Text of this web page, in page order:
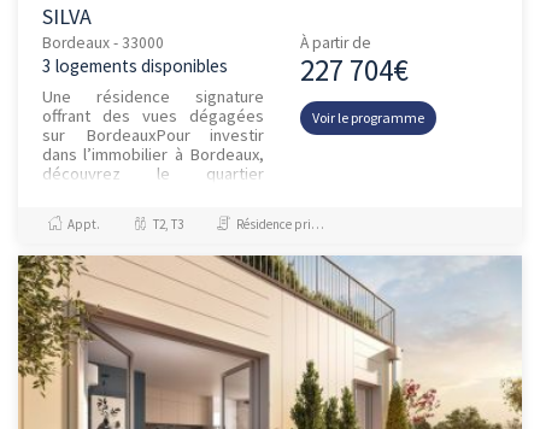
SILVA
Bordeaux - 33000
3 logements disponibles
Une résidence signature
offrant des vues dégagées
sur BordeauxPour investir
dans l’immobilier à Bordeaux,
découvrez le quartier
quartier de la gare en pleine
évolutio...
À partir de
227 704€
Voir le programme
Appt. T2, T3 Résidence principale / PTZ